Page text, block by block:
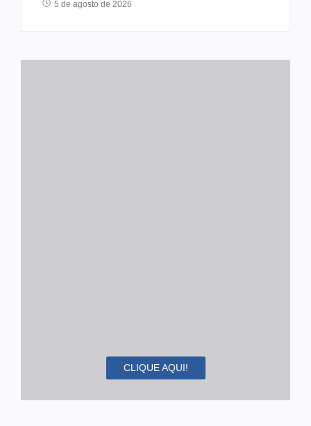
5 de agosto de 2026
CLIQUE AQUI!